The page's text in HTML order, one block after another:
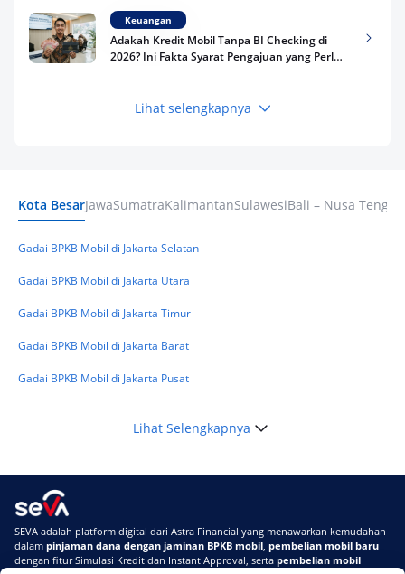
Keuangan
Adakah Kredit Mobil Tanpa BI Checking di
2026? Ini Fakta Syarat Pengajuan yang Perlu
Keuangan
Keuangan
Masuk BI Checking? Simak Peraturan
Lihat selengkapnya
Kota BesarJawaSumatraKalimantanSulawesiBali – Nusa
Gadai BPKB Mobil di Jakarta Selatan
Gadai BPKB Mobil di Jakarta Utara
Gadai BPKB Mobil di Jakarta Timur
Gadai BPKB Mobil di Jakarta Barat
Gadai BPKB Mobil di Jakarta Pusat
Lihat Selengkapnya
SEVA adalah platform digital dari Astra Financial yang menawarkan kemudahan
dalam pinjaman dana dengan jaminan BPKB mobil pembelian mobil baru
dengan fitur Simulasi Kredit dan Instant Approval, serta pembelian mobil